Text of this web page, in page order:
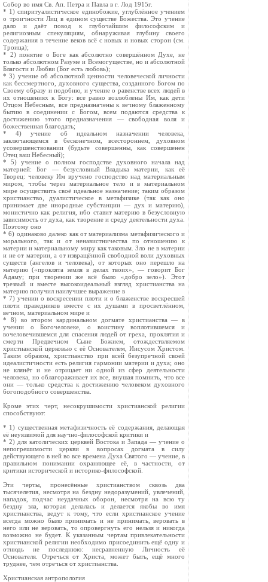
Собор во имя Св. Aп. Петра и Павла в г. Лод 1915г.
* 1) спиритуалистическое единобожие, углублённое учением
о троичности Лиц в едином существе Божества. Это учение
дало и даёт повод к глубочайшим философским и
религиозным спекуляциям, обнаруживая глубину своего
содержания в течение веков всё с новых и новых сторон (см.
Троица);
* 2) понятие о Боге как абсолютно совершённом Духе, не
только абсолютном Разуме и Всемогуществе, но и абсолютной
Благости и Любви (Бог есть любовь);
* 3) учение об абсолютной ценности человеческой личности
как бессмертного, духовного существа, созданного Богом по
Своему образу и подобию, и учение о равенстве всех людей в
их отношениях к Богу: все равно возлюблены Им, как дети
Отцом Небесным, все предназначены к вечному блаженному
бытию в соединении с Богом, всем подаются средства к
достижению этого предназначения — свободная воля и
божественная благодать;
* 4) учение об идеальном назначении человека,
заключающемся в бесконечном, всестороннем, духовном
усовершенствовании (будьте совершенны, как совершенен
Отец ваш Небесный);
* 5) учение о полном господстве духовного начала над
материей: Бог — безусловный Владыка материи, как её
Творец: человеку Им вручено господство над материальным
миром, чтобы через материальное тело и в материальном
мире осуществить своё идеальное назначение; таким образом
христианство, дуалистическое в метафизике (так как оно
принимает две инородные субстанции — дух и материю),
монистично как религия, ибо ставит материю в безусловную
зависимость от духа, как творение и среду деятельности духа.
Поэтому оно
* 6) одинаково далеко как от материализма метафизического и
морального, так и от ненавистничества по отношению к
материи и материальному миру как таковым. Зло не в материи
и не от материи, а от извращённой свободной воли духовных
существ (ангелов и человека), от которых оно перешло на
материю («проклята земля в делах твоих», — говорит Бог
Адаму; при творении же всё было «добро зело»). Этот
трезвый и вместе высокоидеальный взгляд христианства на
материю получил наилучшее выражение в
* 7) учении о воскресении плоти и о блаженстве воскресшей
плоти праведников вместе с их душами в просветлённом,
вечном, материальном мире и
* 8) во втором кардинальном догмате христианства — в
учении о Богочеловеке, о воистину воплотившемся и
вочеловечившемся для спасения людей от греха, проклятия и
смерти Предвечном Сыне Божием, отождествляемом
христианской церковью с её Основателем, Иисусом Христом.
Таким образом, христианство при всей безупречной своей
идеалистичности есть религия гармонии материи и духа; оно
не клянёт и не отрицает ни одной из сфер деятельности
человека, но облагораживает их все, внушая помнить, что все
они — только средства к достижению человеком духовного
богоподобного совершенства.
Кроме этих черт, несокрушимости христианской религии
способствуют:
* 1) существенная метафизичность её содержания, делающая
её неуязвимой для научно-философской критики и
* 2) для католических церквей Востока и Запада — учение о
непогрешимости церкви в вопросах догмата в силу
действующего в ней во все времена Духа Святого — учение, в
правильном понимании охраняющее её, в частности, от
критики исторической и историко-философской.
Эти черты, пронесённые христианством сквозь два
тысячелетия, несмотря на бездну недоразумений, увлечений,
нападок, подчас неудачных оборон, несмотря на всю ту
бездну зла, которая делалась и делается якобы во имя
христианства, ведут к тому, что если христианское учение
всегда можно было принимать и не принимать, веровать в
него или не веровать, то опровергнуть его нельзя и никогда
возможно не будет. К указанным чертам привлекательности
христианской религии необходимо присоединить ещё одну и
отнюдь не последнюю: несравненную Личность её
Основателя. Отречься от Христа, может быть, ещё много
труднее, чем отречься от христианства.
Христианская антропология